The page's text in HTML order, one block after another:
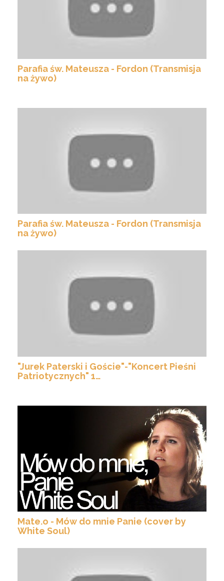
Parafia św. Mateusza - Fordon (Transmisja
na żywo)
Parafia św. Mateusza - Fordon (Transmisja
na żywo)
"Jurek Paterski i Goście"-"Koncert Pieśni
Patriotycznych" 1…
Mate.o - Mów do mnie Panie (cover by
White Soul)